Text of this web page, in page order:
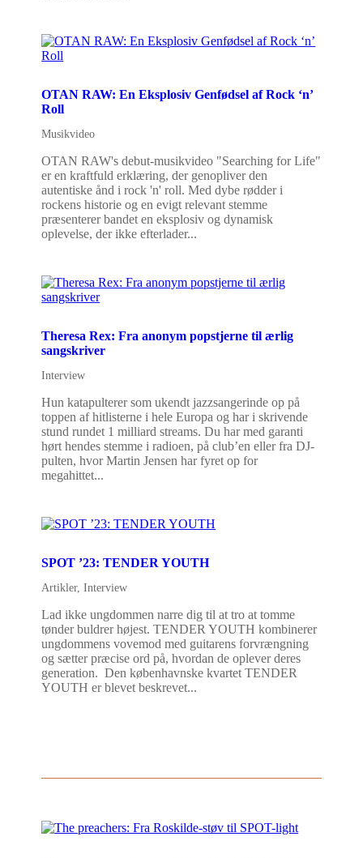
OTAN RAW: En Eksplosiv Genfødsel af Rock ‘n’
Roll
Musikvideo
OTAN RAW's debut-musikvideo "Searching for Life"
er en kraftfuld erklæring, der genopliver den
autentiske ånd i rock 'n' roll. Med dybe rødder i
rockens historie og en evigt relevant stemme
præsenterer bandet en eksplosiv og dynamisk
oplevelse, der ikke efterlader...
Theresa Rex: Fra anonym popstjerne til ærlig
sangskriver
Interview
Hun katapulterer som ukendt jazzsangerinde op på
toppen af hitlisterne i hele Europa og har i skrivende
stund rundet 1 milliard streams. Du har med garanti
hørt hendes stemme i radioen, på club’en eller fra DJ-
pulten, hvor Martin Jensen har fyret op for
megahittet...
SPOT ’23: TENDER YOUTH
Artikler,Interview
Lad ikke ungdommen narre dig til at tro at tomme
tønder buldrer højest. TENDER YOUTH kombinerer
ungdommens vovemod med guitarens forvrængning
og sætter præcise ord på, hvordan de oplever deres
generation. Den københavnske kvartet TENDER
YOUTH er blevet beskrevet...